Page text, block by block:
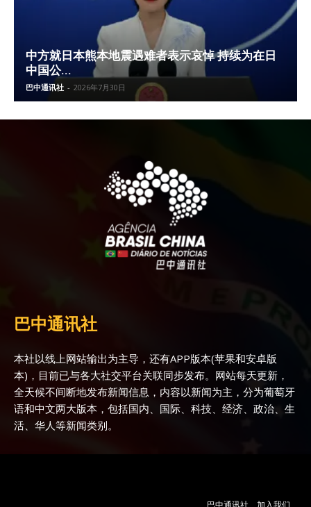
中方就日本熊本地震遇难者表示哀悼 持续为在日
中国公...
巴中通讯社 - 2026年7月30日
巴中通讯社
本社以线上网站输出为主导，还有APP版本(苹果和安卓版
本)，目前已与各大社交平台关联同步发布。网站每天更新，
全天候不间断地发布新闻信息，内容以新闻为主，分为葡萄牙
语和中文两大版本，包括国内、国际、科技、经济、政治、生
活、华人等新闻类别。
巴中通讯社 加入我们